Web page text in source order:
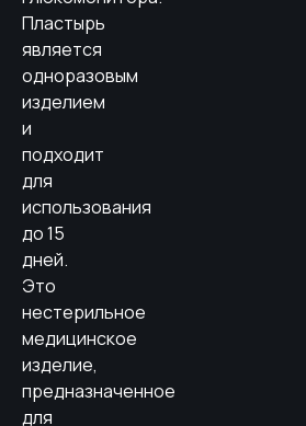
Пластырь
является
одноразовым
изделием
и
подходит
для
использования
до 15
дней.
Это
нестерильное
медицинское
изделие,
предназначенное
для